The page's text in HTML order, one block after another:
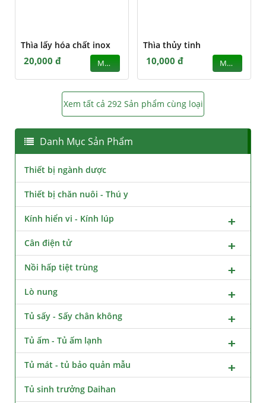
Thìa lấy hóa chất inox
20,000 đ MUA
Thìa thủy tinh
10,000 đ MUA
Xem tất cả 292 Sản phẩm cùng loại
Danh Mục Sản Phẩm
Thiết bị ngành dược
Thiết bị chăn nuôi - Thú y
Kính hiển vi - Kính lúp
Cân điện tử
Nồi hấp tiệt trùng
Lò nung
Tủ sấy - Sấy chân không
Tủ ấm - Tủ ấm lạnh
Tủ mát - tủ bảo quản mẫu
Tủ sinh trưởng Daihan